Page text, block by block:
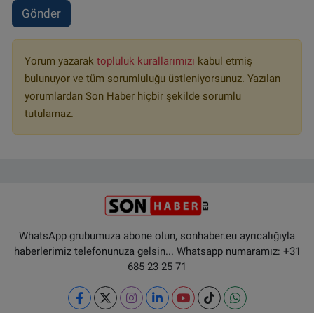
Gönder
Yorum yazarak topluluk kurallarımızı kabul etmiş
bulunuyor ve tüm sorumluluğu üstleniyorsunuz. Yazılan
yorumlardan Son Haber hiçbir şekilde sorumlu
tutulamaz.
WhatsApp grubumuza abone olun, sonhaber.eu ayrıcalığıyla
haberlerimiz telefonunuza gelsin... Whatsapp numaramız: +31
685 23 25 71